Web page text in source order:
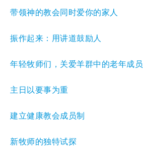
带领神的教会同时爱你的家人
振作起来：用讲道鼓励人
年轻牧师们，关爱羊群中的老年成员
主日以要事为重
建立健康教会成员制
新牧师的独特试探